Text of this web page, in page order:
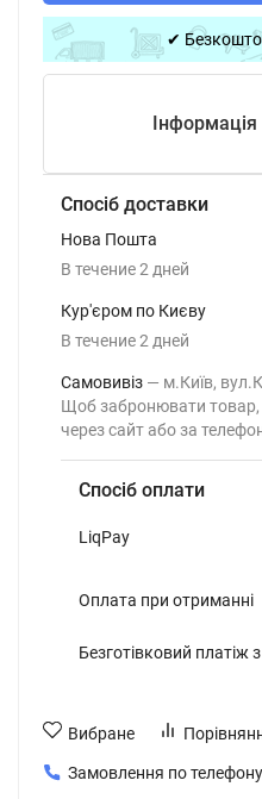
✔
Спосіб доставки
Нова Пошта
В течение2 дней
Кур'єром по Києву
В течение2 дней
Самовивіз
м.Київ,
Щоб забронювати
через сайт або за
Спосіб оплати
LiqPay
Оплата при отриманні
Безготівковий платіж
Вибране
Замовлення по